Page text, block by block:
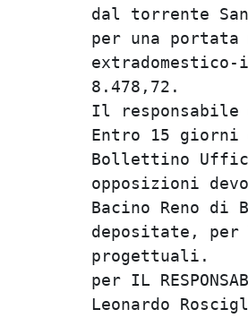
dal torrente
per una
Il
Entro 15
Bollettino
opposizioni
Bacino
depositate,
per IL